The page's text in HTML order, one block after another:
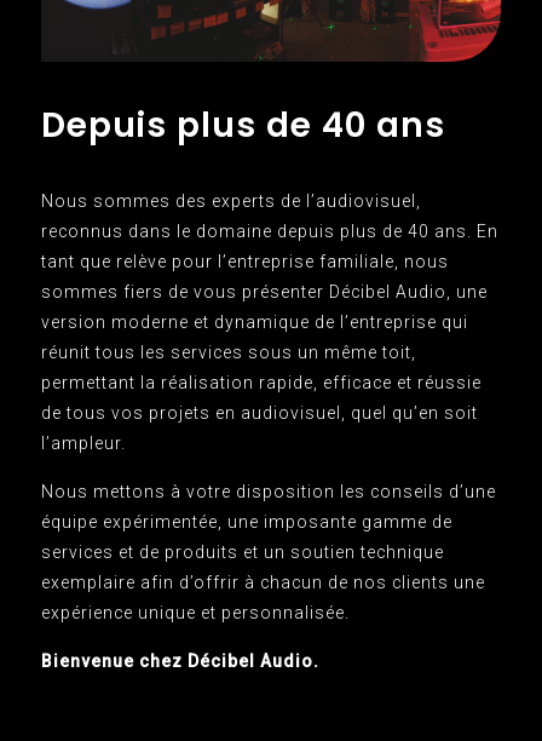
Depuis plus de 40 ans
Nous sommes des experts de l’audiovisuel,
reconnus dans le domaine depuis plus de 40 ans. En
tant que relève pour l’entreprise familiale, nous
sommes fiers de vous présenter Décibel Audio, une
version moderne et dynamique de l’entreprise qui
réunit tous les services sous un même toit,
permettant la réalisation rapide, efficace et réussie
de tous vos projets en audiovisuel, quel qu’en soit
l’ampleur.
Nous mettons à votre disposition les conseils d’une
équipe expérimentée, une imposante gamme de
services et de produits et un soutien technique
exemplaire afin d’offrir à chacun de nos clients une
expérience unique et personnalisée.
Bienvenue chez Décibel Audio.